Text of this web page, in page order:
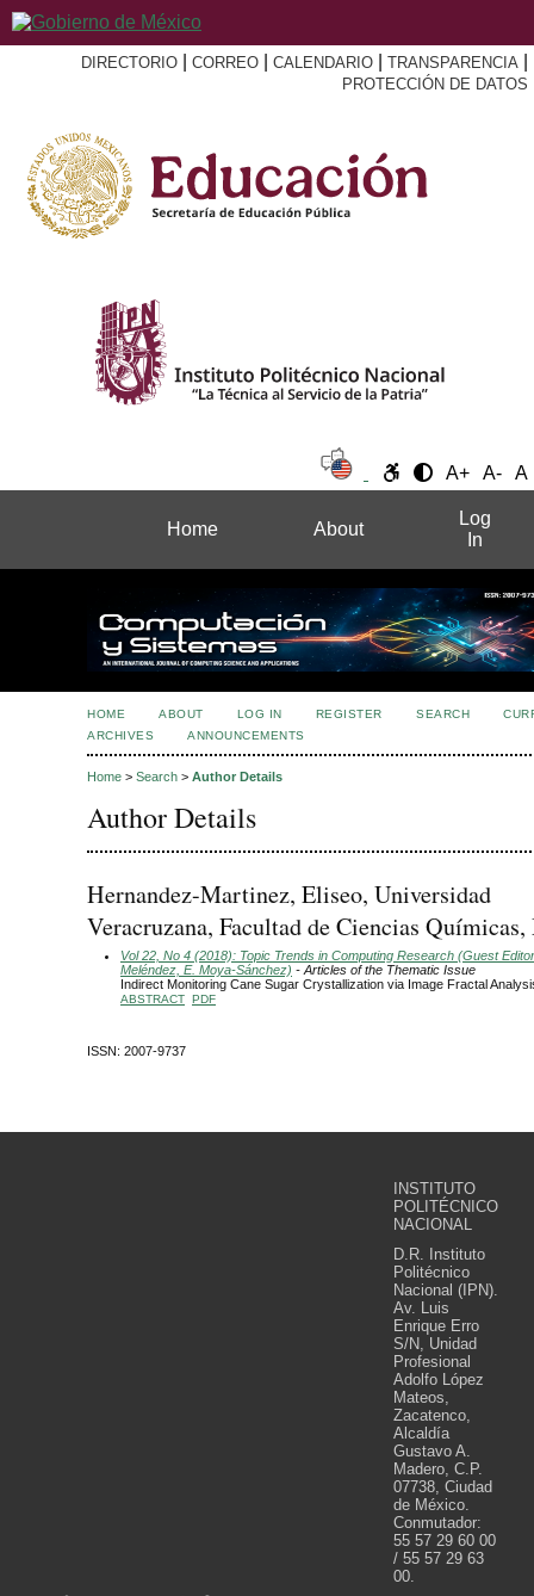
DIRECTORIO CORREO CALENDARIO TRANSPARENCIA
PROTECCIÓN DE DATOS
A+ A- A
Home About
Log
In
HOME ABOUT LOG IN REGISTER SEARCH
ARCHIVES
ANNOUNCEMENTS
Home > Search > Author Details
Author Details
Hernandez-Martinez, Eliseo, Universidad
Veracruzana, Facultad de Ciencias
Vol 22, No 4 (2018): Topic Trends in Computing Research (Guest
Meléndez, E. Moya-Sánchez) - Articles of the Thematic Issue
Indirect Monitoring Cane Sugar Crystallization via Image Fractal
ABSTRACT PDF
ISSN: 2007-9737
INSTITUTO
POLITÉCNICO
NACIONAL
D.R. Instituto
Politécnico
Nacional (IPN).
Av. Luis
Enrique Erro
S/N, Unidad
Profesional
Adolfo López
Mateos,
Zacatenco,
Alcaldía
Gustavo A.
Madero, C.P.
07738, Ciudad
de México.
Conmutador:
55 57 29 60 00
/ 55 57 29 63
00.